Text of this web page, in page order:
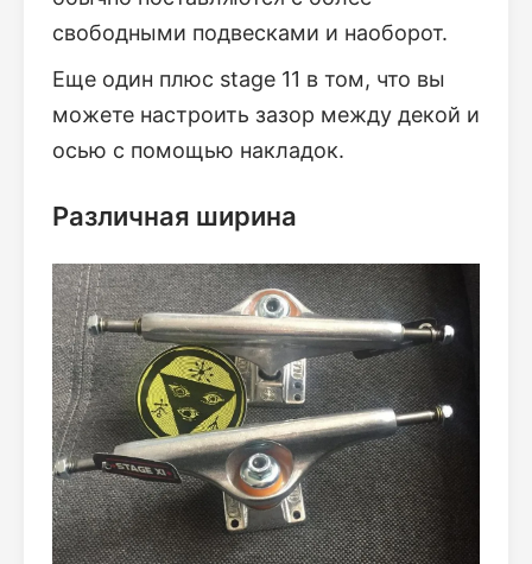
свободными подвесками и наоборот.
Еще один плюс stage 11 в том, что вы
можете настроить зазор между декой и
осью с помощью накладок.
Различная ширина